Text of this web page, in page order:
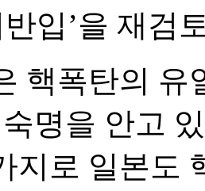
반입’을 재검
핵폭탄의 유
명을 안고
지로 일본도